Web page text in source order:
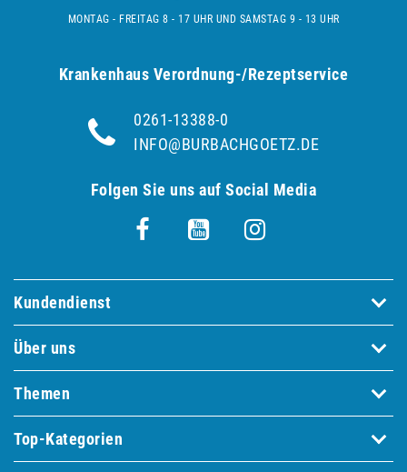
MONTAG - FREITAG 8 - 17 UHR UND SAMSTAG 9 - 13 UHR
Krankenhaus Verordnung-/Rezeptservice
0261-13388-0
INFO@BURBACHGOETZ.DE
Folgen Sie uns auf Social Media
Kundendienst
Über uns
Themen
Top-Kategorien